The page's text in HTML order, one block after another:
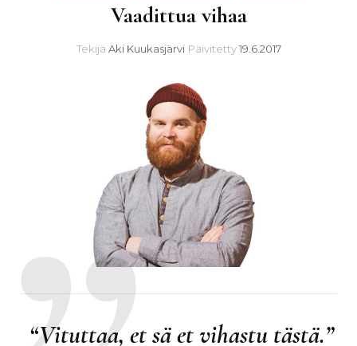
Vaadittua vihaa
Tekijä Aki Kuukasjärvi Päivitetty19.6.2017
“Vituttaa, et sä et vihastu tästä.”